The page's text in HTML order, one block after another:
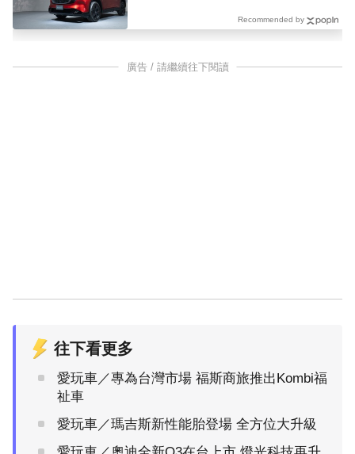
Recommended by
廣告 / 請繼續往下閱讀
往下看更多
愛玩車／專為台灣市場 福斯商旅推出Kombi福
祉車
愛玩車／瑪吉斯新性能胎登場 全方位大升級